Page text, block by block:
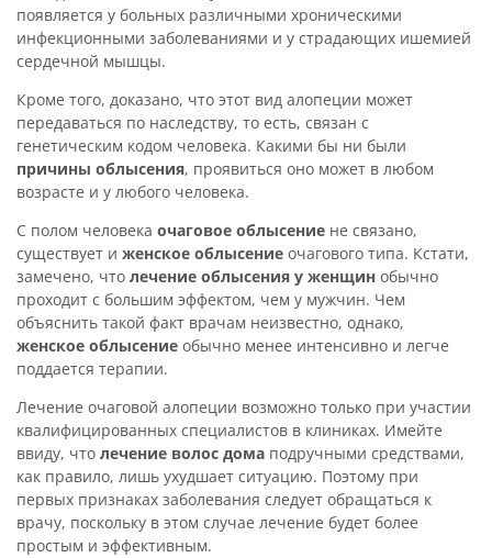
появляется у больных различными хроническими
инфекционными заболеваниями и у страдающих ишемией
сердечной мышцы.
Кроме того, доказано, что этот вид алопеции может
передаваться по наследству, то есть, связан с
генетическим кодом человека. Какими бы ни были
причины облысения, проявиться оно может в любом
возрасте и у любого человека.
С полом человека очаговое облысение не связано,
существует и женское облысение очагового типа. Кстати,
замечено, что лечение облысения у женщин обычно
проходит с большим эффектом, чем у мужчин. Чем
объяснить такой факт врачам неизвестно, однако,
женское облысение обычно менее интенсивно и легче
поддается терапии.
Лечение очаговой алопеции возможно только при участии
квалифицированных специалистов в клиниках. Имейте
ввиду, что лечение волос дома подручными средствами,
как правило, лишь ухудшает ситуацию. Поэтому при
первых признаках заболевания следует обращаться к
врачу, поскольку в этом случае лечение будет более
простым и эффективным.